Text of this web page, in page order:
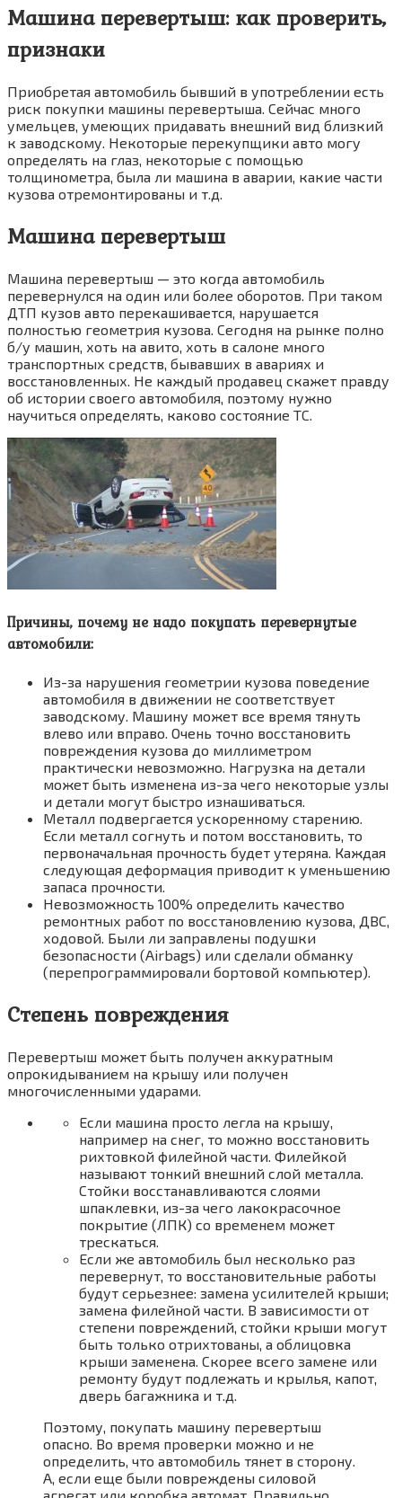
Машина перевертыш: как проверить,
признаки
Приобретая автомобиль бывший в употреблении есть
риск покупки машины перевертыша. Сейчас много
умельцев, умеющих придавать внешний вид близкий
к заводскому. Некоторые перекупщики авто могу
определять на глаз, некоторые с помощью
толщинометра, была ли машина в аварии, какие части
кузова отремонтированы и т.д.
Машина перевертыш
Машина перевертыш — это когда автомобиль
перевернулся на один или более оборотов. При таком
ДТП кузов авто перекашивается, нарушается
полностью геометрия кузова. Сегодня на рынке полно
б/у машин, хоть на авито, хоть в салоне много
транспортных средств, бывавших в авариях и
восстановленных. Не каждый продавец скажет правду
об истории своего автомобиля, поэтому нужно
научиться определять, каково состояние ТС.
Причины, почему не надо покупать перевернутые
автомобили:
Из-за нарушения геометрии кузова поведение
автомобиля в движении не соответствует
заводскому. Машину может все время тянуть
влево или вправо. Очень точно восстановить
повреждения кузова до миллиметром
практически невозможно. Нагрузка на детали
может быть изменена из-за чего некоторые узлы
и детали могут быстро изнашиваться.
Металл подвергается ускоренному старению.
Если металл согнуть и потом восстановить, то
первоначальная прочность будет утеряна. Каждая
следующая деформация приводит к уменьшению
запаса прочности.
Невозможность 100% определить качество
ремонтных работ по восстановлению кузова, ДВС,
ходовой. Были ли заправлены подушки
безопасности (Airbags) или сделали обманку
(перепрограммировали бортовой компьютер).
Степень повреждения
Перевертыш может быть получен аккуратным
опрокидыванием на крышу или получен
многочисленными ударами.
Если машина просто легла на крышу,
например на снег, то можно восстановить
рихтовкой филейной части. Филейкой
называют тонкий внешний слой металла.
Стойки восстанавливаются слоями
шпаклевки, из-за чего лакокрасочное
покрытие (ЛПК) со временем может
трескаться.
Если же автомобиль был несколько раз
перевернут, то восстановительные работы
будут серьезнее: замена усилителей крыши;
замена филейной части. В зависимости от
степени повреждений, стойки крыши могут
быть только отрихтованы, а облицовка
крыши заменена. Скорее всего замене или
ремонту будут подлежать и крылья, капот,
дверь багажника и т.д.
Поэтому, покупать машину перевертыш
опасно. Во время проверки можно и не
определить, что автомобиль тянет в сторону.
А, если еще были повреждены силовой